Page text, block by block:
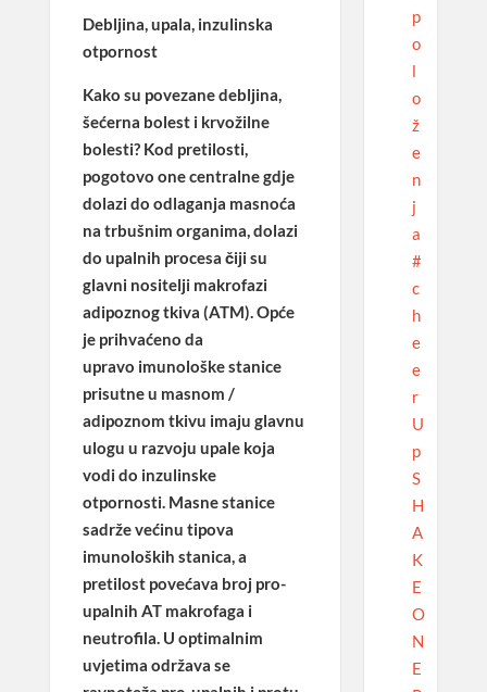
Debljina, upala, inzulinska
otpornost
Kako su povezane debljina,
šećerna bolest i krvožilne
bolesti? Kod pretilosti,
pogotovo one centralne gdje
dolazi do odlaganja masnoća
na trbušnim organima, dolazi
do upalnih procesa čiji su
glavni nositelji makrofazi
adipoznog tkiva (ATM). Opće
je prihvaćeno da
upravo imunološke stanice
prisutne u masnom /
adipoznom tkivu imaju glavnu
ulogu u razvoju upale koja
vodi do inzulinske
otpornosti.Masne stanice
sadrže većinu tipova
imunoloških stanica, a
pretilost povećava broj pro-
upalnih AT makrofaga i
neutrofila. U optimalnim
uvjetima održava se
p
o
l
o
ž
e
n
j
a
#
c
h
e
e
r
U
p
S
H
A
K
E
O
N
E